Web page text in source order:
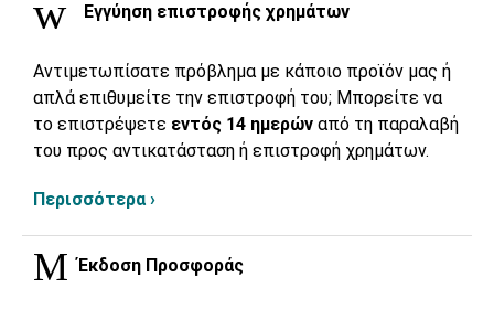
Εγγύηση επιστροφής χρημάτων
Αντιμετωπίσατε πρόβλημα με κάποιο προϊόν μας ή
απλά επιθυμείτε την επιστροφή του; Μπορείτε να
το επιστρέψετε εντός 14 ημερών από τη παραλαβή
του προς αντικατάσταση ή επιστροφή χρημάτων.
Περισσότερα ›
Έκδοση Προσφοράς